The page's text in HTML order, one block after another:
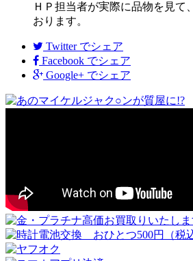
ＨＰ担当者が実際に品物を見て
おります。
Twitter でシェア
Facebook でシェア
Google+ でシェア